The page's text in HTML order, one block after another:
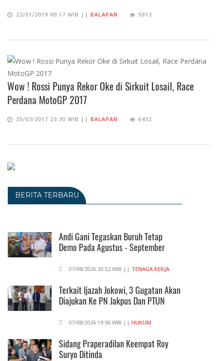
22/01/2019 00:17 WIB || BALAPAN 5913
Wow ! Rossi Punya Rekor Oke di Sirkuit Losail, Race
Perdana MotoGP 2017
25/03/2017 23:30 WIB || BALAPAN 6432
BERITA TERBARU
Andi Gani Tegaskan Buruh Tetap
Demo Pada Agustus - September
07/08/2026 20:52 WIB || TENAGA KERJA
Terkait Ijazah Jokowi, 3 Gugatan Akan
Diajukan Ke PN Jakpus Dan PTUN
07/08/2026 19:06 WIB || HUKUM
Sidang Praperadilan Keempat Roy
Suryo Ditinda